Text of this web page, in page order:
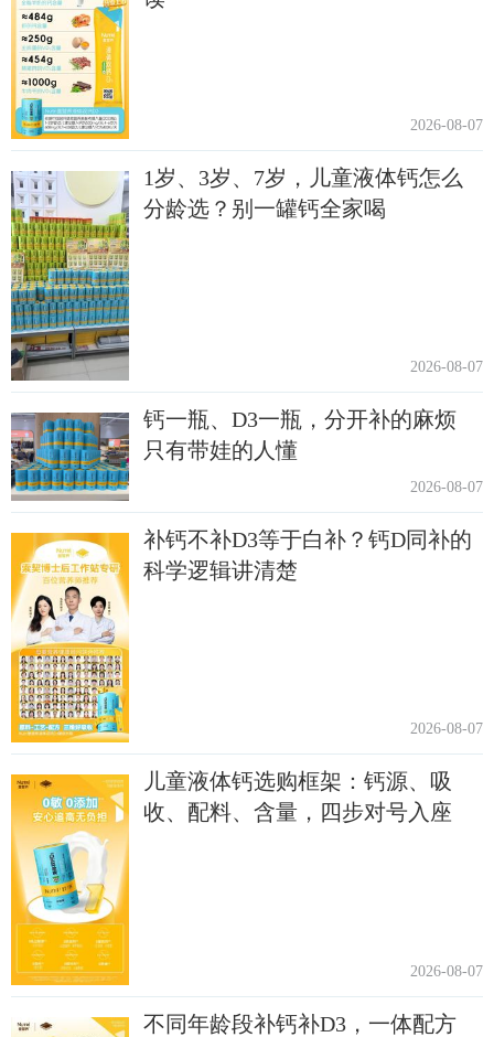
2026-08-07
1岁、3岁、7岁，儿童液体钙怎么
分龄选？别一罐钙全家喝
2026-08-07
钙一瓶、D3一瓶，分开补的麻烦
只有带娃的人懂
2026-08-07
补钙不补D3等于白补？钙D同补的
科学逻辑讲清楚
2026-08-07
儿童液体钙选购框架：钙源、吸
收、配料、含量，四步对号入座
2026-08-07
不同年龄段补钙补D3，一体配方